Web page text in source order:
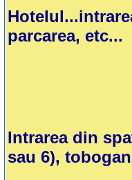
parcarea, etc...
Intrarea din
sau 6),